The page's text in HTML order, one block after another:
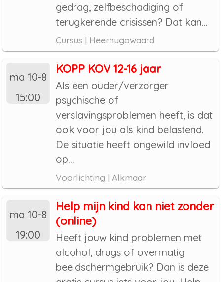
gedrag, zelfbeschadiging of
terugkerende crisissen? Dat kan...
Cursus | Heerhugowaard
ma 10-8
15:00
KOPP KOV 12-16 jaar
Als een ouder/verzorger
psychische of
verslavingsproblemen heeft, is dat
ook voor jou als kind belastend.
De situatie heeft ongewild invloed
op...
Voorlichting | Alkmaar
ma 10-8
19:00
Help mijn kind kan niet zonder
(online)
Heeft jouw kind problemen met
alcohol, drugs of overmatig
beeldschermgebruik? Dan is deze